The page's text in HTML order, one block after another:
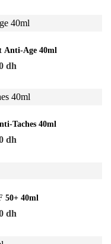
Anti-Age 40ml
dh
Taches 40ml
dh
50+ 40ml
dh